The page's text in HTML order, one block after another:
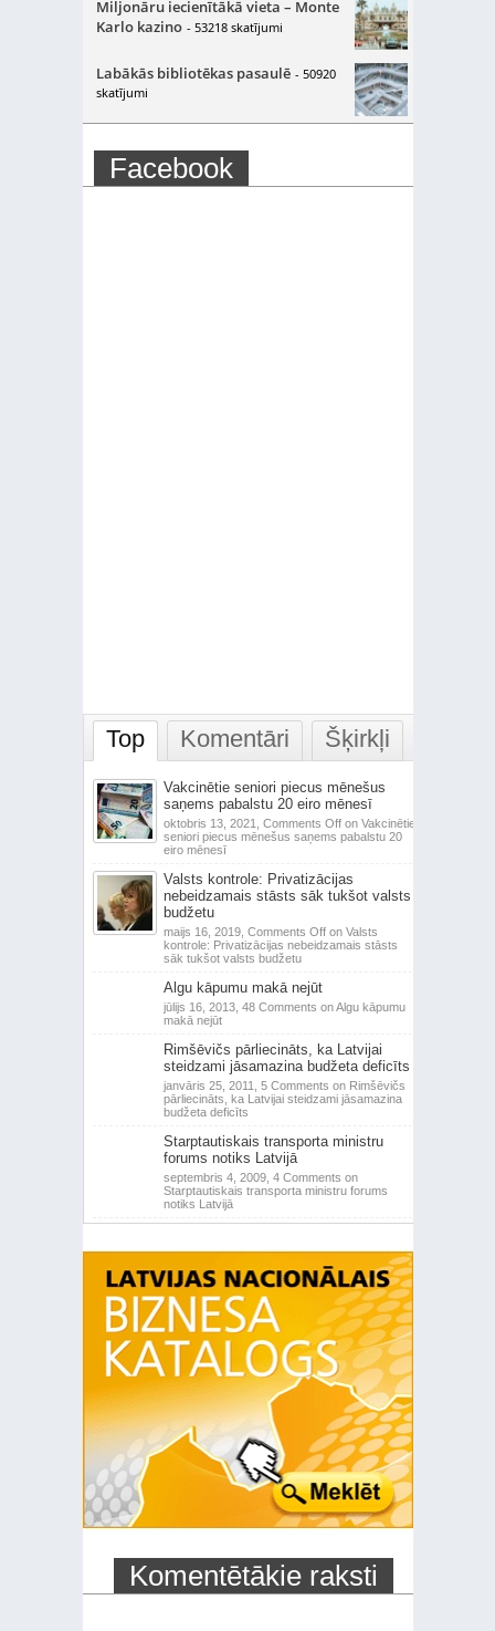
Miljonāru iecienītākā vieta – Monte
Karlo kazino - 53218 skatījumi
Labākās bibliotēkas pasaulē - 50920
skatījumi
Facebook
Top Komentāri Šķirkļi
Vakcinētie seniori piecus mēnešus
saņems pabalstu 20 eiro mēnesī
oktobris 13, 2021, Comments Offon Vakcinētie
seniori piecus mēnešus saņems pabalstu 20
eiro mēnesī
Valsts kontrole: Privatizācijas
nebeidzamais stāsts sāk tukšot valsts
budžetu
maijs 16, 2019, Comments Offon Valsts
kontrole: Privatizācijas nebeidzamais stāsts
sāk tukšot valsts budžetu
Algu kāpumu makā nejūt
jūlijs 16, 2013, 48 Comments on Algu kāpumu
makā nejūt
Rimšēvičs pārliecināts, ka Latvijai
steidzami jāsamazina budžeta deficīts
janvāris 25, 2011, 5 Comments on Rimšēvičs
pārliecināts, ka Latvijai steidzami jāsamazina
budžeta deficīts
Starptautiskais transporta ministru
forums notiks Latvijā
septembris 4, 2009, 4 Comments on
Starptautiskais transporta ministru forums
notiks Latvijā
Komentētākie raksti